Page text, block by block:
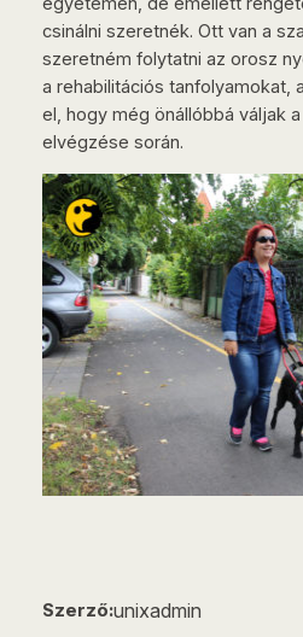
csinálni szeretnék. Ott van a
szeretném folytatni az orosz
a rehabilitációs tanfolyamokat,
el, hogy még önállóbbá váljak
elvégzése során.
Szerző:unixadmin